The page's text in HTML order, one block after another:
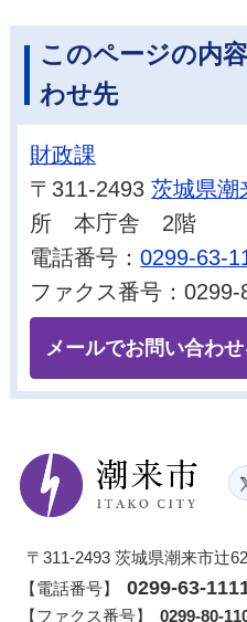
このページの内
わせ先
財政課
〒311-2493茨城県潮
所 本庁舎 2階
電話番号：0299-63-
ファクス番号：0299-
メールでお問い合わ
〒311-2493 茨城県潮来市辻
【電話番号】
0299-63-
【ファクス番号】 0299-80-